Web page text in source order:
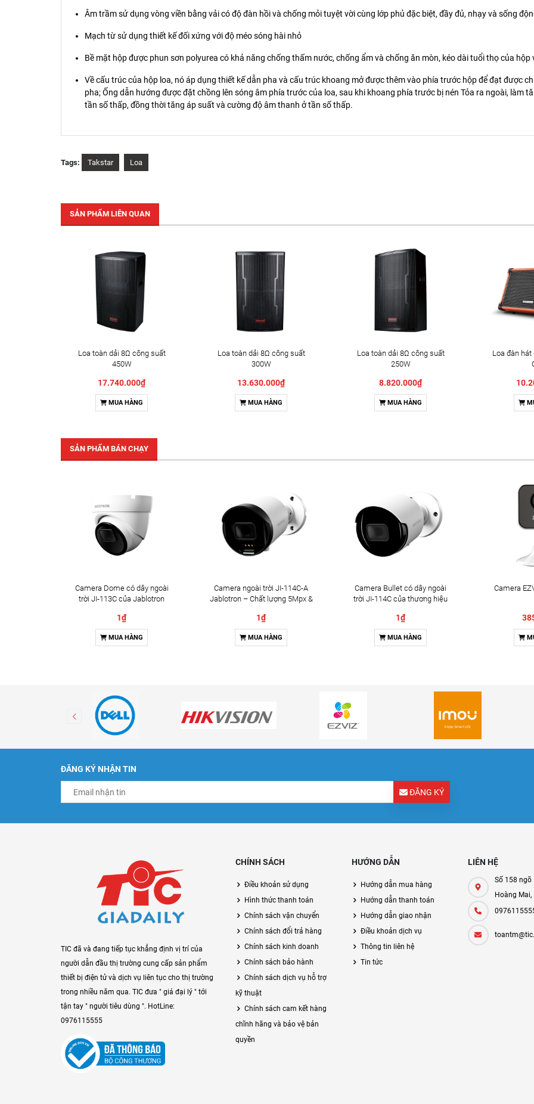
Âm trầm sử dụng vòng viền bằng vải có độ đàn hồi và chống mỏi tuyệt vời cùng lớp phủ đặc biệt, đầy đủ, nhạy và sống
Mạch từ sử dụng thiết kế đối xứng với độ méo sóng hài nhỏ
Bề mặt hộp được phun sơn polyurea có khả năng chống thấm nước, chống ẩm và chống ăn mòn, kéo dài tuổi thọ của
Về cấu trúc của hộp loa, nó áp dụng thiết kế dẫn pha và cấu trúc khoang mở được thêm vào phía trước hộp để đạt được
pha; Ống dẫn hướng được đặt chồng lên sóng âm phía trước của loa, sau khi khoang phía trước bị nén Tỏa ra ngoài, làm
tần số thấp, đồng thời tăng áp suất và cường độ âm thanh ở tần số thấp.
Tags: Takstar Loa
SẢN PHẨM LIÊN QUAN
Loa toàn dải 8Ω công suất
450W
17.740.000₫
MUA HÀNG
Loa toàn dải 8Ω công suất
300W
13.630.000₫
MUA HÀNG
Loa toàn dải 8Ω công suất
250W
8.820.000₫
MUA HÀNG
Loa đàn
SẢN PHẨM BÁN CHẠY
Camera Dome có dây ngoài
trời JI-113C của Jablotron
1₫
MUA HÀNG
Camera ngoài trời JI-114C-A
Jablotron – Chất lượng 5Mpx &
1₫
MUA HÀNG
Camera Bullet có dây ngoài
trời JI-114C của thương hiệu
1₫
MUA HÀNG
Camera
ĐĂNG KÝ NHẬN TIN
ĐĂNG KÝ
TIC đã và đang tiếp tục khẳng định vị trí của
người dẫn đầu thị trường cung cấp sản phẩm
thiết bị điện tử và dịch vụ liên tục cho thị trường
trong nhiều năm qua. TIC đưa " giá đại lý " tới
tận tay " người tiêu dùng ". HotLine:
0976115555
CHÍNH SÁCH
Điều khoản sử dụng
Hình thức thanh toán
Chính sách vận chuyển
Chính sách đổi trả hàng
Chính sách kinh doanh
Chính sách bảo hành
Chính sách dịch vụ hỗ trợ
kỹ thuật
Chính sách cam kết hàng
chĩnh hãng và bảo vệ bản
quyền
HƯỚNG DẪN
Hướng dẫn mua hàng
Hướng dẫn thanh toán
Hướng dẫn giao nhận
Điều khoản dịch vụ
Thông tin liên hệ
Tin tức
LIÊN HỆ
Số 158 ngõ
Hoàng Mai,